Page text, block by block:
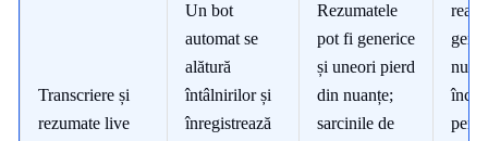
Transcriere și
rezumate live
Un bot
automat se
alătură
întâlnirilor și
înregistrează
Rezumatele
pot fi generice
și uneori pierd
din nuanțe;
sarcinile de
nu